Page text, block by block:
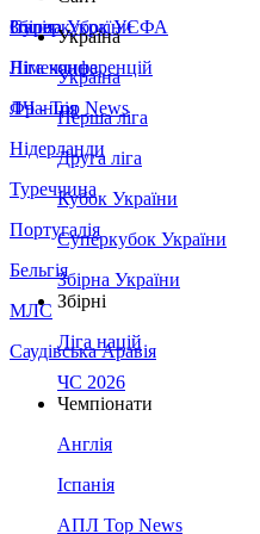
Збірна України
Італія
Німеччина
Франція
Нідерланди
Туреччина
Португалія
Бельгія
МЛС
Саудівська Аравія
Суперкубок УЄФА
Ліга конференцій
ЛЧ - Top News
Україна
Україна
Перша ліга
Друга ліга
Кубок України
Суперкубок України
Збірна України
Збірні
Ліга націй
ЧС 2026
Чемпіонати
Англія
Іспанія
АПЛ Top News